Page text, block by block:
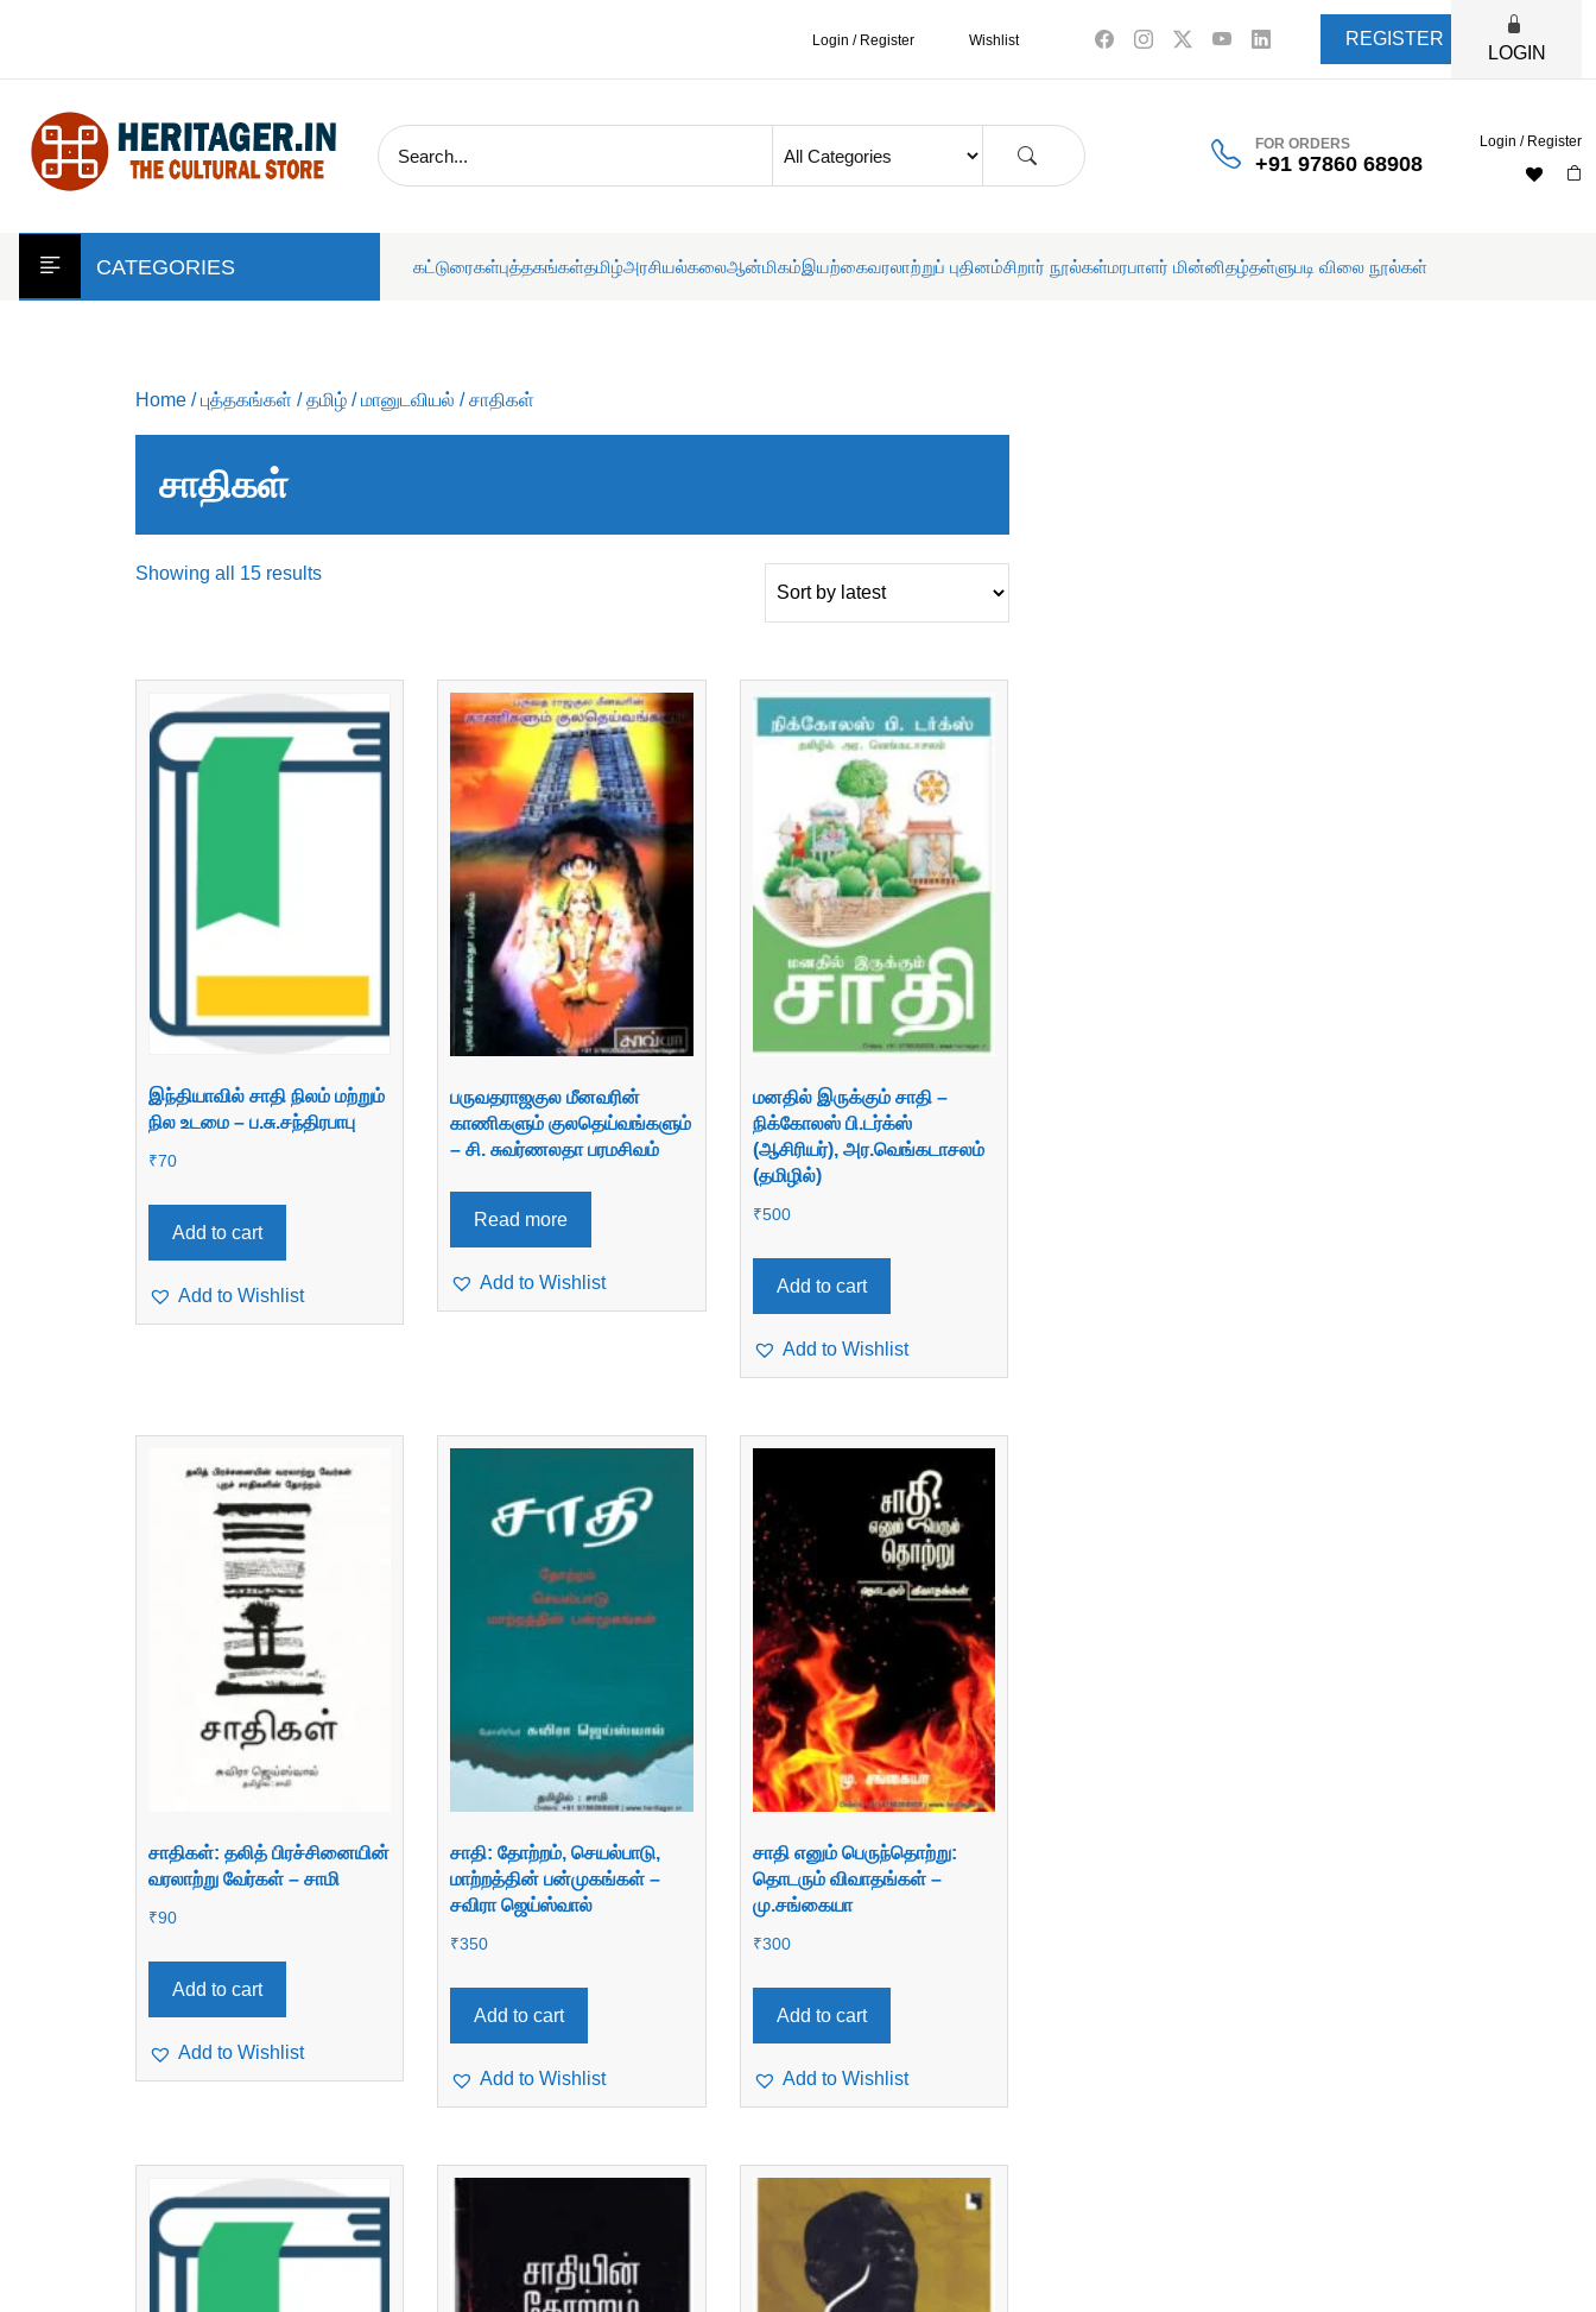
Login / Register Wishlist REGISTER
LOGIN
FOR ORDERS
+91 97860 68908
Login / Register
CATEGORIES கட்டுரைகள்புத்தகங்கள்தமிழ்அரசியல்கலைஆன்மிகம்இயற்கைவரலாற்றுப் புதினம்சிறார் நூல்கள்மரபாளர் மின்னிதழ்தள்ளுபடி விலை நூல்கள்
Home /புத்தகங்கள் /தமிழ் /மானுடவியல் / சாதிகள்
சாதிகள்
Showing all 15 resultsSorted
இந்தியாவில் சாதி நிலம் மற்றும்
நில உடமை – ப.சு.சந்திரபாபு
₹70
Add to cart
Add to Wishlist
பருவதராஜகுல மீனவரின்
காணிகளும் குலதெய்வங்களும்
– சி. சுவர்ணலதா பரமசிவம்
Read more
Add to Wishlist
மனதில் இருக்கும் சாதி –
நிக்கோலஸ் பி.டர்க்ஸ்
(ஆசிரியர்), அர.வெங்கடாசலம்
(தமிழில்)
₹500
Add to cart
Add to Wishlist
சாதிகள்: தலித் பிரச்சினையின்
வரலாற்று வேர்கள் – சாமி
₹90
Add to cart
Add to Wishlist
சாதி: தோற்றம், செயல்பாடு,
மாற்றத்தின் பன்முகங்கள் –
சவிரா ஜெய்ஸ்வால்
₹350
Add to cart
Add to Wishlist
சாதி எனும் பெருந்தொற்று:
தொடரும் விவாதங்கள் –
மு.சங்கையா
₹300
Add to cart
Add to Wishlist